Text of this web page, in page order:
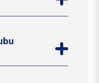
- CLAY Pratum
Kaplamalı 1S Ekstrüde